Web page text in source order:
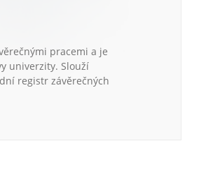
pracemi a je
univerzity. Slouží
registr závěrečných